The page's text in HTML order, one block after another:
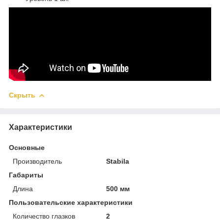
Скрыть
Характеристики
Основные
Производитель
Stabila
Габариты
Длина
500 мм
Пользовательские характеристики
Количество глазков
2